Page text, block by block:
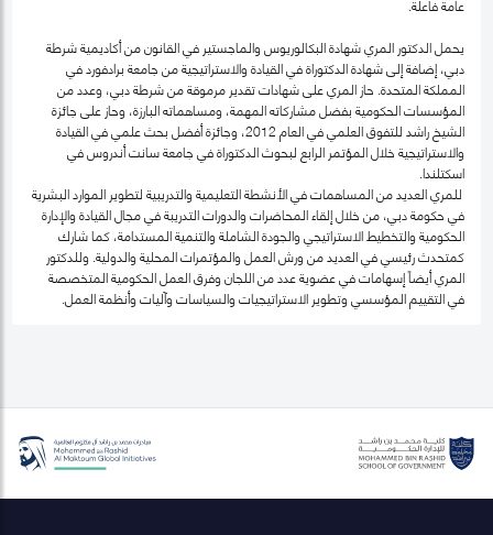
يحمل الدكتور المري شهادة البكالوريوس والماجستير في القانون من أكاديمية شرطة
دبي، إضافة إلى شهادة الدكتوراة في القيادة والاستراتيجية من جامعة برادفورد في
المملكة المتحدة. حاز المري على شهادات تقدير مرموقة من شرطة دبي، وعدد من
المؤسسات الحكومية بفضل مشاركاته المهمة، ومساهماته البارزة، وحاز على جائزة
الشيخ راشد للتفوق العلمي في العام 2012، وجائزة أفضل بحث علمي في القيادة
والاستراتيجية خلال المؤتمر الرابع لبحوث الدكتوراة في جامعة سانت أندروس في
اسكتلندا.
للمري العديد من المساهمات في الأنشطة التعليمية والتدريبية لتطوير الموارد البشرية
في حكومة دبي، من خلال إلقاء المحاضرات والدورات التدريبة في مجال القيادة والإدارة
الحكومية والتخطيط الاستراتيجي والجودة الشاملة والتنمية المستدامة، كما شارك
كمتحدث رئيسي في العديد من ورش العمل والمؤتمرات المحلية والدولية. وللدكتور
المري أيضاً إسهامات في عضوية عدد من اللجان وفرق العمل الحكومية المتخصصة
في التقييم المؤسسي وتطوير الاستراتيجيات والسياسات وآليات وأنظمة العمل.